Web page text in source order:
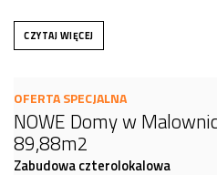
CZYTAJ WIĘCEJ
OFERTA SPECJALNA
NOWE Domy w
89,88m2
Zabudowa czterolokalowa